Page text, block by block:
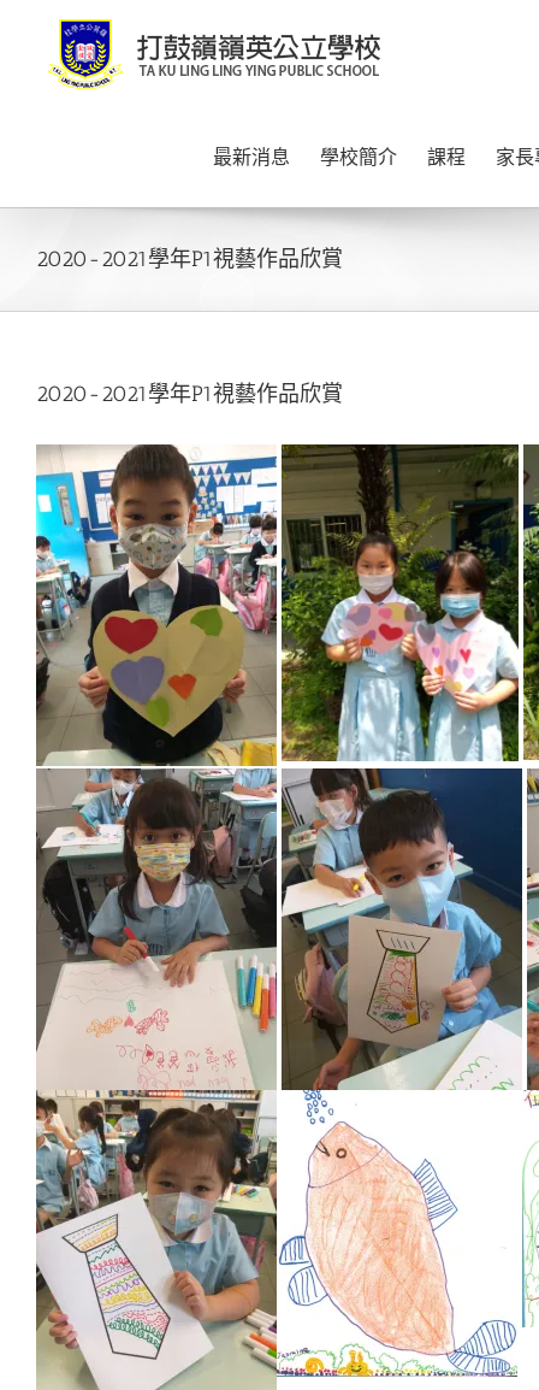
content
最新消息 學校簡介 課程 家
2020-2021學年P1視藝作品欣賞
2020-2021學年P1視藝作品欣賞